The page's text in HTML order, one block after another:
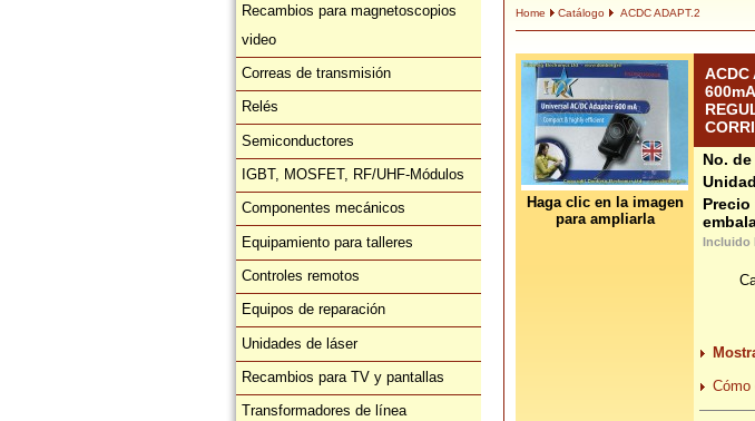
Recambios para magnetoscopios
video
Correas de transmisión
Relés
Semiconductores
IGBT, MOSFET, RF/UHF-Módulos
Componentes mecánicos
Equipamiento para talleres
Controles remotos
Equipos de reparación
Unidades de láser
Recambios para TV y pantallas
Transformadores de línea
Home Catálogo ACDC ADAPT.2
Haga clic en la imagen
para ampliarla
ACDC
No.
Incluido
Cómo